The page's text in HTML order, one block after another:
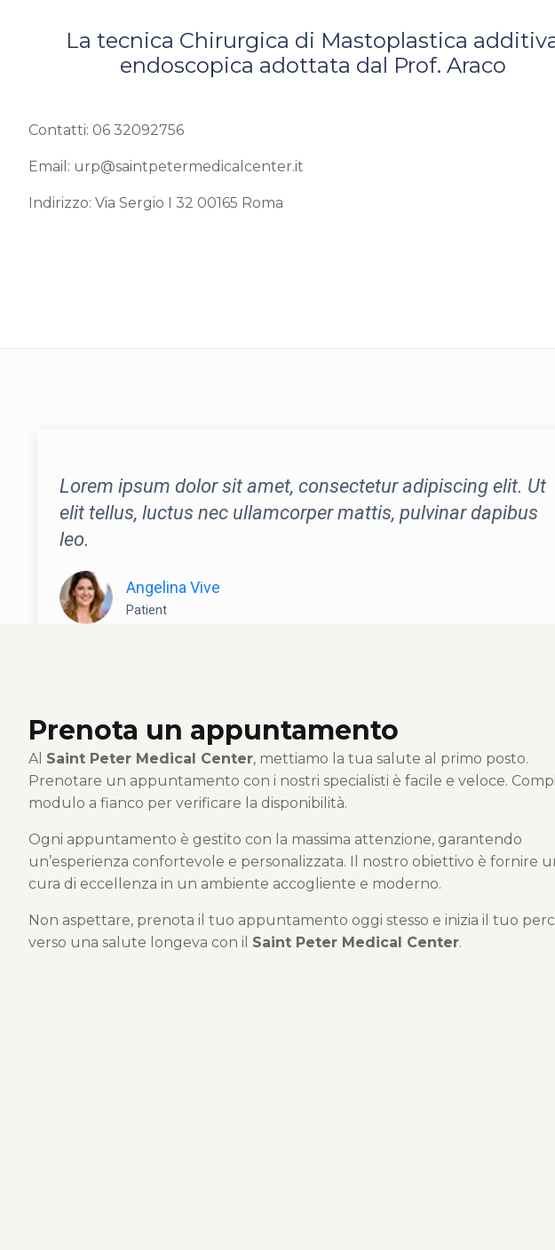
La tecnica Chirurgica di Mastoplastica
endoscopica adottata dal Prof. Araco
Contatti: 06 32092756
Email: urp@saintpetermedicalcenter.it
Indirizzo: Via Sergio I 32 00165 Roma
Lorem ipsum dolor sit amet, consectetur adipiscing elit. Ut
elit tellus, luctus nec ullamcorper mattis, pulvinar dapibus
leo.
Angelina Vive
Patient
Prenota un appuntamento
Al Saint Peter Medical Center, mettiamo la tua salute al primo posto.
Prenotare un appuntamento con i nostri specialisti è facile e veloce.
modulo a fianco per verificare la disponibilità.
Ogni appuntamento è gestito con la massima attenzione, garantendo
un’esperienza confortevole e personalizzata. Il nostro obiettivo è fornire
cura di eccellenza in un ambiente accogliente e moderno.
Non aspettare, prenota il tuo appuntamento oggi stesso e inizia il tuo
verso una salute longeva con il Saint Peter Medical Center.